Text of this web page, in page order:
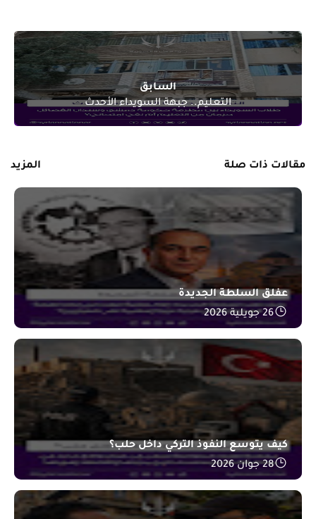
السابق
التعليم.. جبهة السويداء الأحدث
مقالات ذات صلة المزيد
عفلق السلطة الجديدة
26 جويلية 2026
كيف يتوسع النفوذ التركي داخل حلب؟
28 جوان 2026